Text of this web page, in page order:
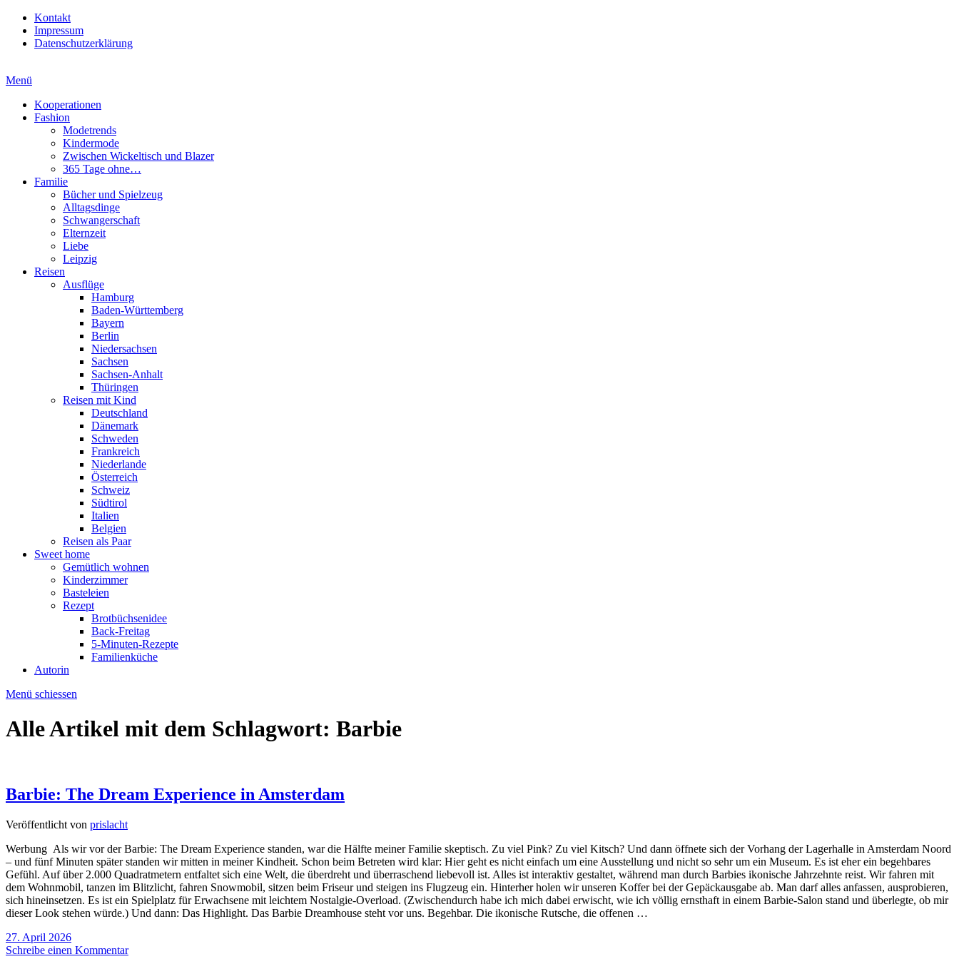
Kontakt
Impressum
Datenschutzerklärung
Menü
Kooperationen
Fashion
Modetrends
Kindermode
Zwischen Wickeltisch und Blazer
365 Tage ohne…
Familie
Bücher und Spielzeug
Alltagsdinge
Schwangerschaft
Elternzeit
Liebe
Leipzig
Reisen
Ausflüge
Hamburg
Baden-Württemberg
Bayern
Berlin
Niedersachsen
Sachsen
Sachsen-Anhalt
Thüringen
Reisen mit Kind
Deutschland
Dänemark
Schweden
Frankreich
Niederlande
Österreich
Schweiz
Südtirol
Italien
Belgien
Reisen als Paar
Sweet home
Gemütlich wohnen
Kinderzimmer
Basteleien
Rezept
Brotbüchsenidee
Back-Freitag
5-Minuten-Rezepte
Familienküche
Autorin
Menü schiessen
Alle Artikel mit dem Schlagwort: Barbie
Barbie: The Dream Experience in Amsterdam
Veröffentlicht von prislacht
Werbung Als wir vor der Barbie: The Dream Experience standen, war die Hälfte meiner Familie skeptisch. Zu viel Pink? Zu viel Kitsch? Und dann öffnete sich der Vorhang der Lagerhalle in Amsterdam Noord
– und fünf Minuten später standen wir mitten in meiner Kindheit. Schon beim Betreten wird klar: Hier geht es nicht einfach um eine Ausstellung und nicht so sehr um ein Museum. Es ist eher ein begehbares
Gefühl. Auf über 2.000 Quadratmetern entfaltet sich eine Welt, die überdreht und überraschend liebevoll ist. Alles ist interaktiv gestaltet, während man durch Barbies ikonische Jahrzehnte reist. Wir fahren mit
dem Wohnmobil, tanzen im Blitzlicht, fahren Snowmobil, sitzen beim Friseur und steigen ins Flugzeug ein. Hinterher holen wir unseren Koffer bei der Gepäckausgabe ab. Man darf alles anfassen, ausprobieren,
sich hineinsetzen. Es ist ein Spielplatz für Erwachsene mit leichtem Nostalgie-Overload. (Zwischendurch habe ich mich dabei erwischt, wie ich völlig ernsthaft in einem Barbie-Salon stand und überlegte, ob mir
dieser Look stehen würde.) Und dann: Das Highlight. Das Barbie Dreamhouse steht vor uns. Begehbar. Die ikonische Rutsche, die offenen …
27. April 2026
Schreibe einen Kommentar